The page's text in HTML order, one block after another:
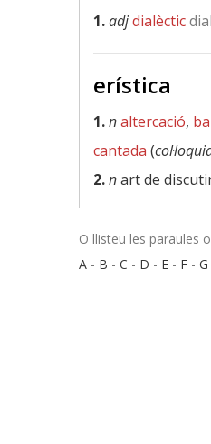
1.adjdialèctic
erística
1.naltercació,
cantada (
2.nart de
O llisteu les paraules
A - B - C - D - E - F - G